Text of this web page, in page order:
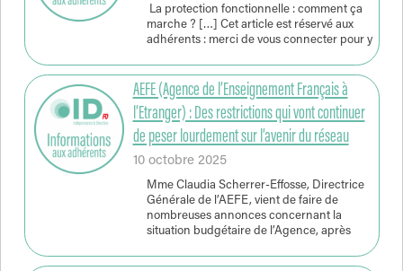
La protection fonctionnelle : comment ça
marche ? […] Cet article est réservé aux
adhérents : merci de vous connecter pour y
AEFE (Agence de l’Enseignement Français à
l’Etranger) : Des restrictions qui vont continuer
de peser lourdement sur l’avenir du réseau
10 octobre 2025
Mme Claudia Scherrer-Effosse, Directrice
Générale de l’AEFE, vient de faire de
nombreuses annonces concernant la
situation budgétaire de l’Agence, après